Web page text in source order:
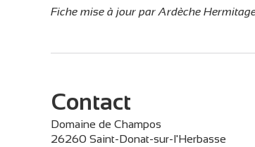
Fiche mise à jour par Ardèche
Contact
Domaine de Champos
26260 Saint-Donat-sur-l'Herbasse